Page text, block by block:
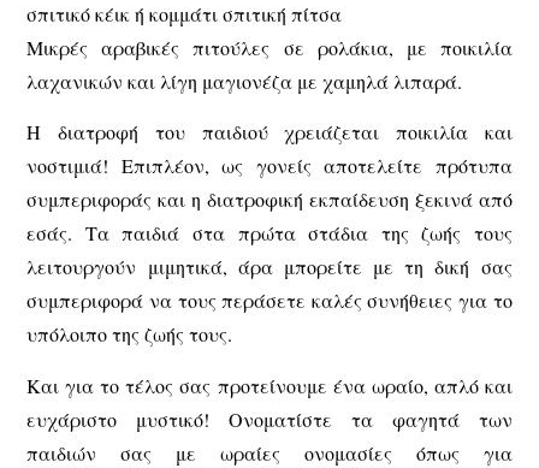
σπιτικό κέικ ή κομμάτι σπιτική πίτσα
Μικρές αραβικές πιτούλες σε ρολάκια, με ποικιλία
λαχανικών και λίγη μαγιονέζα με χαμηλά λιπαρά.
Η διατροφή του παιδιού χρειάζεται ποικιλία και
νοστιμιά! Επιπλέον, ως γονείς αποτελείτε πρότυπα
συμπεριφοράς και η διατροφική εκπαίδευση ξεκινά από
εσάς. Τα παιδιά στα πρώτα στάδια της ζωής τους
λειτουργούν μιμητικά, άρα μπορείτε με τη δική σας
συμπεριφορά να τους περάσετε καλές συνήθειες για το
υπόλοιπο της ζωής τους.
Και για το τέλος σας προτείνουμε ένα ωραίο, απλό και
ευχάριστο μυστικό! Ονοματίστε τα φαγητά των
παιδιών σας με ωραίες ονομασίες όπως για